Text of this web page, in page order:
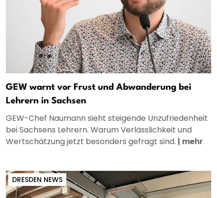
GEW warnt vor Frust und Abwanderung bei
Lehrern in Sachsen
GEW-Chef Naumann sieht steigende Unzufriedenheit
bei Sachsens Lehrern. Warum Verlässlichkeit und
Wertschätzung jetzt besonders gefragt sind. | mehr
DRESDEN NEWS